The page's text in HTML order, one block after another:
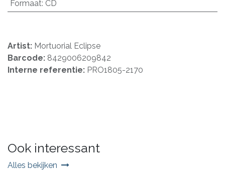
Formaat: CD
Artist: Mortuorial Eclipse
Barcode: 8429006209842
Interne referentie: PRO1805-2170
Ook interessant
Alles bekijken